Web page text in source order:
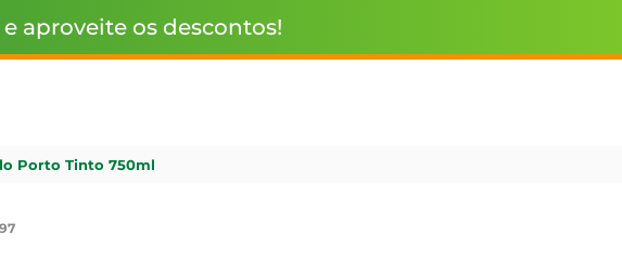
aproveite os descontos!
Porto Tinto 750ml